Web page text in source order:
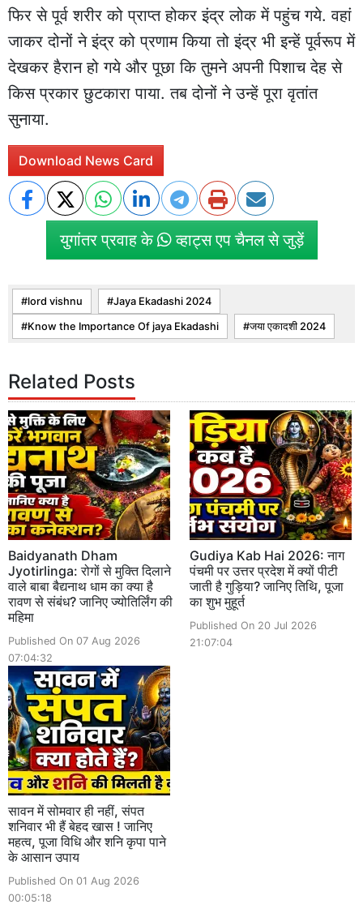
फिर से पूर्व शरीर को प्राप्त होकर इंद्र लोक में पहुंच गये. वहां
जाकर दोनों ने इंद्र को प्रणाम किया तो इंद्र भी इन्हें पूर्वरूप में
देखकर हैरान हो गये और पूछा कि तुमने अपनी पिशाच देह से
किस प्रकार छुटकारा पाया. तब दोनों ने उन्हें पूरा वृतांत
सुनाया.
Download News Card
युगांतर प्रवाह के व्हाट्स एप चैनल से जुड़ें
lord vishnu Jaya Ekadashi 2024
Know the Importance Of jaya Ekadashi जया एकादशी 2024
Related Posts
Baidyanath Dham
Jyotirlinga: रोगों से मुक्ति दिलाने
वाले बाबा बैद्यनाथ धाम का क्या है
रावण से संबंध? जानिए ज्योतिर्लिंग की
महिमा
Published On 07 Aug 2026
07:04:32
Gudiya Kab Hai 2026: नाग
पंचमी पर उत्तर प्रदेश में क्यों पीटी
जाती है गुड़िया? जानिए तिथि, पूजा
का शुभ मुहूर्त
Published On 20 Jul 2026
21:07:04
सावन में सोमवार ही नहीं, संपत
शनिवार भी हैं बेहद खास ! जानिए
महत्व, पूजा विधि और शनि कृपा पाने
के आसान उपाय
Published On 01 Aug 2026
00:05:18